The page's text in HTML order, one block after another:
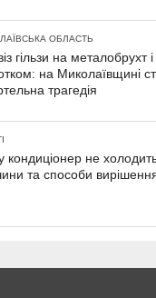
ОБЛАСТЬ
гільзи на металобрухт
на Миколаївщині
трагедія
кондиціонер не
та способи